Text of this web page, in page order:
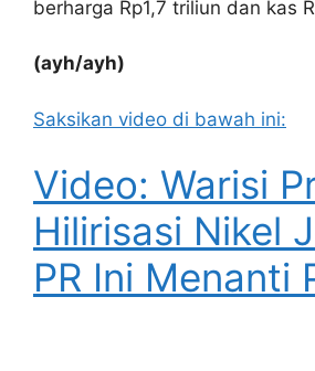
berharga Rp1,7 triliun dan kas
(ayh/ayh)
Saksikan video di bawah ini:
Video: Warisi
Hilirisasi Nikel
PR Ini Menanti